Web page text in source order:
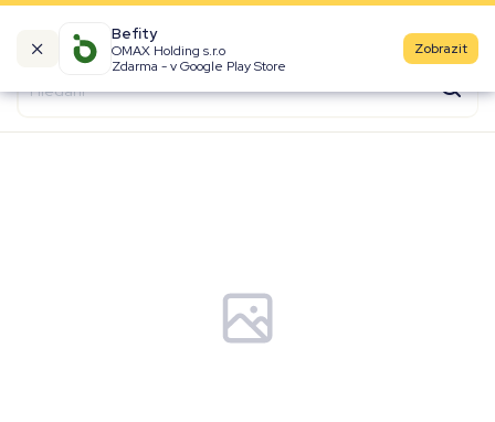
Befity
OMAX Holding s.r.o
Zdarma - v Google Play Store
Zobrazit
Kalorické tabulky